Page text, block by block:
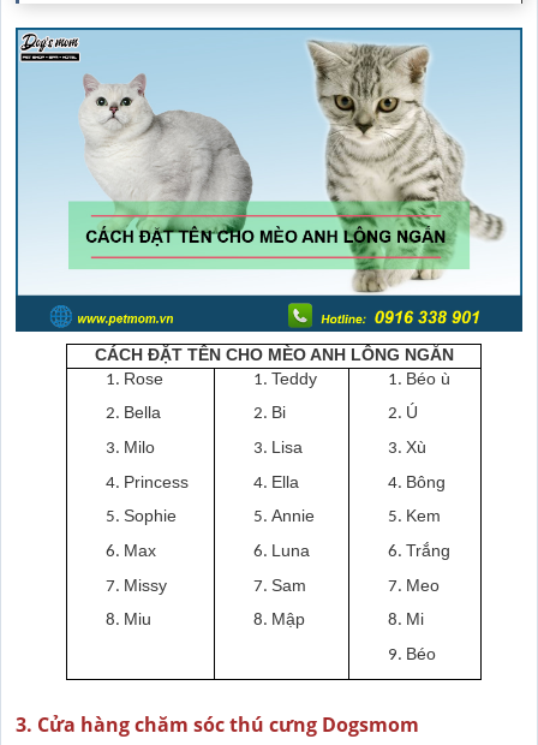
CÁCH ĐẶT TÊN CHO MÈO ANH LÔNG NGẮN
Rose
Bella
Milo
Princess
Sophie
Max
Missy
Miu
Teddy
Bi
Lisa
Ella
Annie
Luna
Sam
Mập
Béo ù
Ú
Xù
Bông
Kem
Trắng
Meo
Mi
Béo
3. Cửa hàng chăm sóc thú cưng Dogsmom